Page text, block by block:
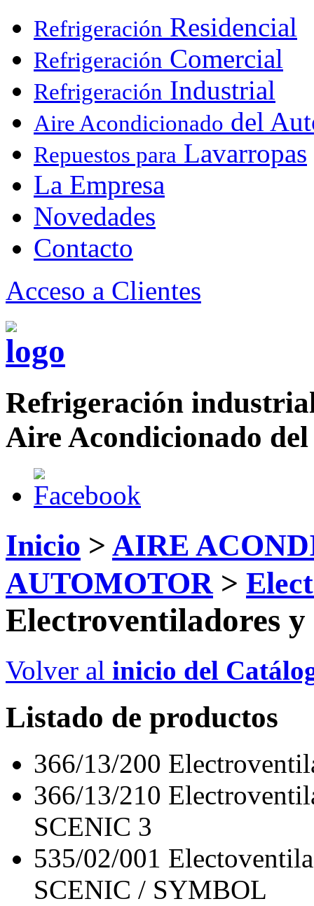
Refrigeración Residencial
Refrigeración Comercial
Refrigeración Industrial
Aire Acondicionado del
Repuestos para Lavarropas
La Empresa
Novedades
Contacto
Acceso a Clientes
Refrigeración
Aire Acondicionado
Inicio > AIRE
AUTOMOTOR>
Electroventiladores
Volver al inicio del
Listado de productos
366/13/200
366/13/210
SCENIC 3
535/02/001
SCENIC / SYMBOL